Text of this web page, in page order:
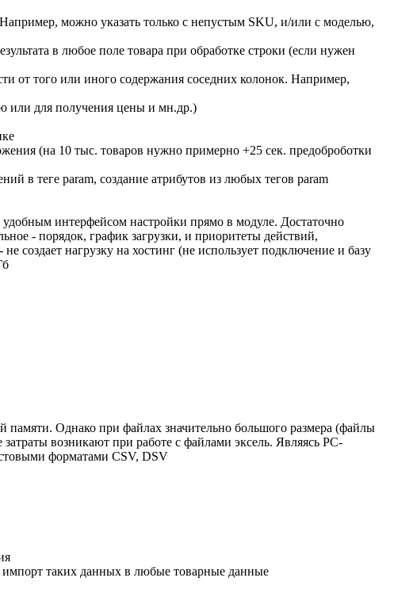
можно указать только с непустым SKU, и/или с моделью,
в любое поле товара при обработке строки (если нужен
от того или иного содержания соседних колонок. Например,
или для получения цены и мн.др.)
(на 10 тыс. товаров нужно примерно +25 сек. предоброботки
в теге param, создание атрибутов из любых тегов param
интерфейсом настройки прямо в модуле. Достаточно
- порядок, график загрузки, и приоритеты действий,
создает нагрузку на хостинг (не использует подключение и базу
Однако при файлах значительно большого размера (файлы
возникают при работе с файлами эксель. Являясь PC-
форматами CSV, DSV
таких данных в любые товарные данные